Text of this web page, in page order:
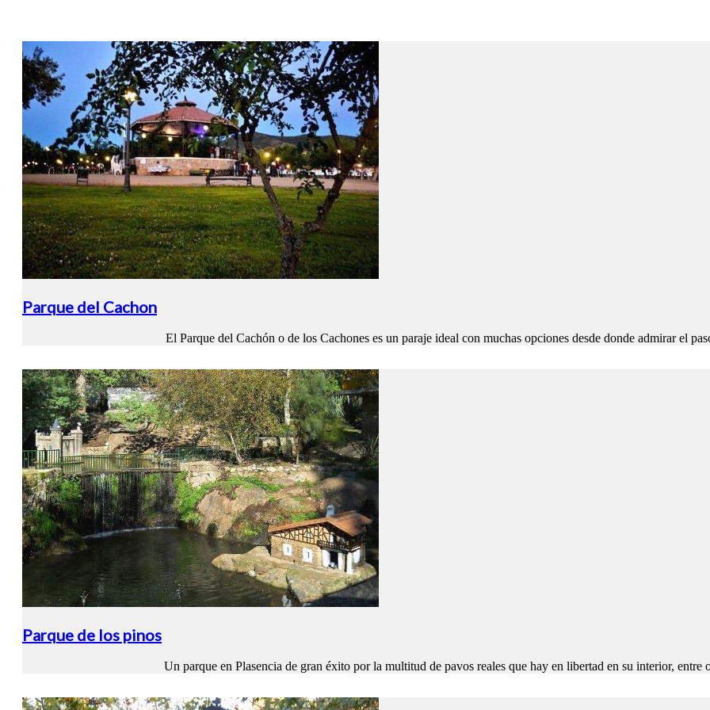
Parque del Cachon
El Parque del Cachón o de los Cachones es un paraje ideal con muchas opciones desde donde admirar el
Parque de los pinos
Un parque en Plasencia de gran éxito por la multitud de pavos reales que hay en libertad en su interior, entre